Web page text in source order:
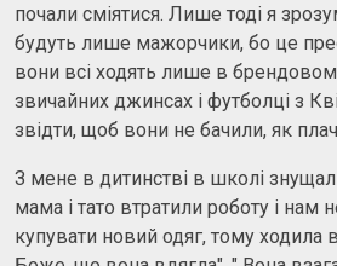
почали сміятися. Лише тоді я
будуть лише мажорчики, бо це
вони всі ходять лише в
звичайних джинсах і футболці з
звідти, щоб вони не бачили, як
З мене в дитинстві в школі
мама і тато втратили роботу і нам
купувати новий одяг, тому ходила